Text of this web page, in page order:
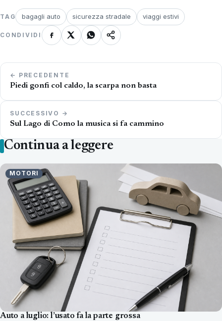
TAG bagagli auto sicurezza stradale viaggi estivi
CONDIVIDI
Navigazione
articoli
← PRECEDENTE
Piedi gonfi col caldo, la scarpa non basta
SUCCESSIVO →
Sul Lago di Como la musica si fa cammino
Continua a leggere
MOTORI
Auto a luglio: l’usato fa la parte grossa